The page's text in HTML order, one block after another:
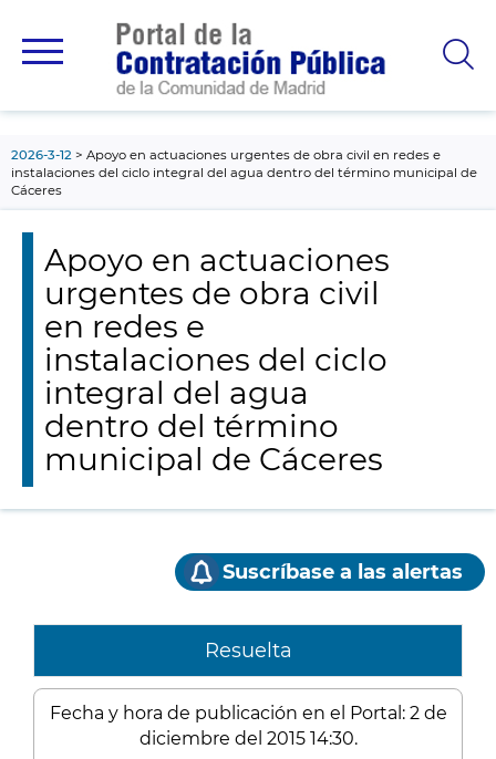
principal
2026-3-12
Apoyo en actuaciones urgentes de obra civil en redes e
instalaciones del ciclo integral del agua dentro del término municipal de
Cáceres
Apoyo en actuaciones
urgentes de obra civil
en redes e
instalaciones del ciclo
integral del agua
dentro del término
municipal de Cáceres
Suscríbase a las alertas
Resuelta
Fecha y hora de publicación en el Portal: 2 de
diciembre del 2015 14:30.